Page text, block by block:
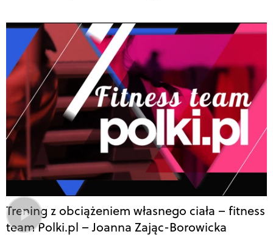
Trening z obciążeniem własnego ciała – fitness
team Polki.pl – Joanna Zając-Borowicka